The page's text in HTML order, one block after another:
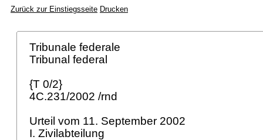
Zurück zur Einstiegsseite Drucken
Tribunale federale
Tribunal federal
{T 0/2}
4C.231/2002 /rnd
Urteil vom 11. September 2002
I. Zivilabteilung